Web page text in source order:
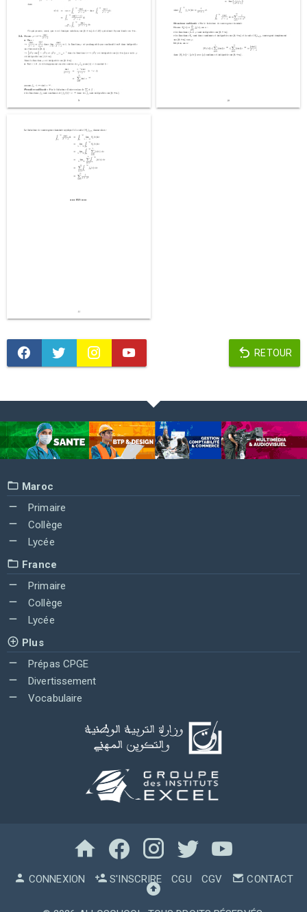
RETOUR
Maroc
Primaire
Collège
Lycée
France
Primaire
Collège
Lycée
Plus
Prépas CPGE
Divertissement
Vocabulaire
CONNEXION S'INSCRIRE CGU CGV CONTACT